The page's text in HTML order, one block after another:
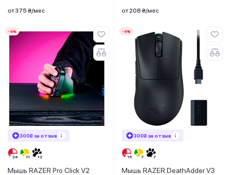
от 375 ₴/мес от 208 ₴/мес
-9%
300₴ за отзыв
Мышь RAZER Pro Click V2
-9%
300₴ за отзыв
Мышь RAZER DeathAdder V3